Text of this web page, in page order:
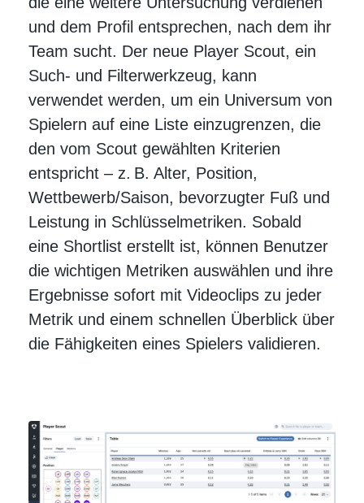
und dem Profil entsprechen, nach dem ihr
Team sucht. Der neue Player Scout, ein
Such- und Filterwerkzeug, kann
verwendet werden, um ein Universum von
Spielern auf eine Liste einzugrenzen, die
den vom Scout gewählten Kriterien
entspricht – z. B. Alter, Position,
Wettbewerb/Saison, bevorzugter Fuß und
Leistung in Schlüsselmetriken. Sobald
eine Shortlist erstellt ist, können Benutzer
die wichtigen Metriken auswählen und ihre
Ergebnisse sofort mit Videoclips zu jeder
Metrik und einem schnellen Überblick über
die Fähigkeiten eines Spielers validieren.